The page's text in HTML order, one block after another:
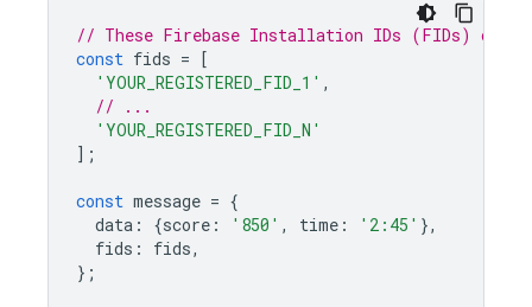
// These Firebase Installation IDs (FIDs) come
const fids = [
'YOUR_REGISTERED_FID_1' ,
// ...
'YOUR_REGISTERED_FID_N'
];
const message = {
data : {score : '850' , time : '2:45' },
fids : fids,
};